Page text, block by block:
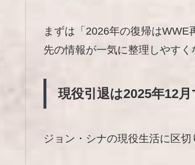
まずは「2026年の復帰は
先の情報が一気に整理しやすく
現役引退は2025年12月
ジョン・シナの現役生活に区